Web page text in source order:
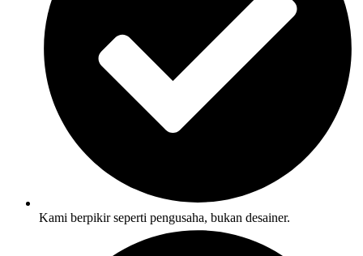
Kami berpikir seperti pengusaha, bukan desainer.